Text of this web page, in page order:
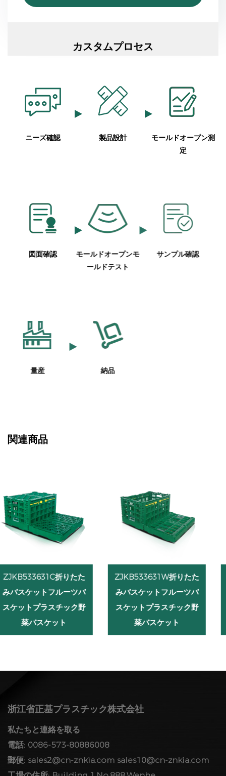
カスタムプロセス
ニーズ確認 製品設計
モールドオープン測
定
図面確認
モールドオープンモ
ールドテスト
サンプル確認
量産 納品
関連商品
ZJKB533631W折りたた
みバスケットフルーツバ
スケットプラスチック野
菜バスケット
ZJKB604030C折りたた
みバスケットフルーツバ
スケットプラスチック野
菜バスケット
浙江省正基プラスチック株式会社
私たちと連絡を取る
電話: 0086-573-80886008
郵便: sales2@cn-znkia.com sales10@cn-znkia.com